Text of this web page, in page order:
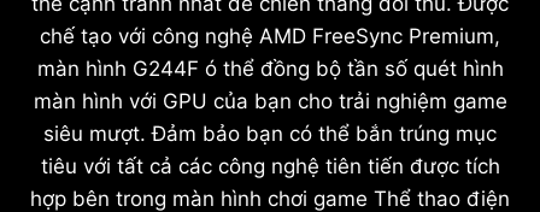
chế tạo với công nghệ AMD FreeSync Premium,
màn hình G244F ó thể đồng bộ tần số quét hình
màn hình với GPU của bạn cho trải nghiệm game
siêu mượt. Đảm bảo bạn có thể bắn trúng mục
tiêu với tất cả các công nghệ tiên tiến được tích
hợp bên trong màn hình chơi game Thể thao điện